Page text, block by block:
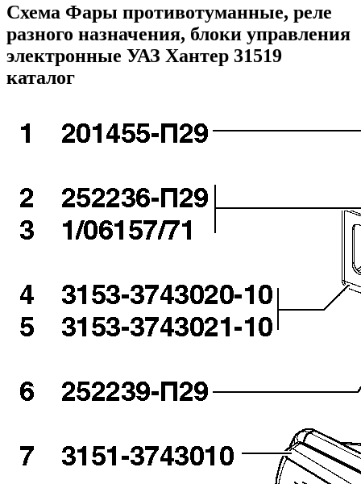
Схема Фары противотуманные, реле
разного назначения, блоки управления
электронные УАЗ Хантер 31519
каталог